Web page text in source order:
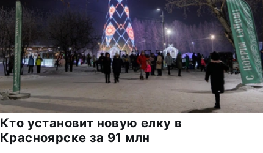
Кто установит новую елку в
Красноярске за 91 млн